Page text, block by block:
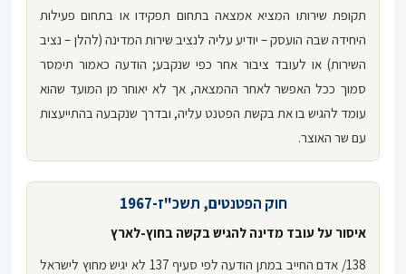
תקופת שירותו המציא אמצאה בתחום תפקידו או בתחום פעילות
היחידה שבה הועסק – יודיע עליה לנציב שירות המדינה (להלן – נציב
השירות) או לעובד ציבור אחר כפי שנקבע; הודעה כאמור תימסר
סמוך ככל האפשר לאחר ההמצאה, אך לא יאוחר מן המועד שהוא
עומד להגיש בו את בקשת הפטנט עליה, ובדרך שנקבעה בהתייעצות
עם שר האוצר.
חוק הפטנטים, תשכ"ז-1967
איסור על עובד מדינה להגיש בקשה בחוץ-לארץ
138/ אדם החייב במתן הודעה לפי סעיף 137 לא יגיש מחוץ לישראל